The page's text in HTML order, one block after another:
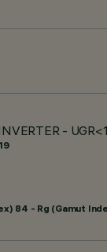
-
84 - Rg (Gamut